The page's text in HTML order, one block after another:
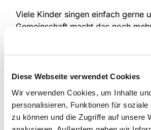
Diese Webseite verwendet Cookies
Wir verwenden Cookies, um Inhalte
personalisieren, Funktionen für soziale
zu können und die Zugriffe auf unsere
Viele Kinder singen einfach gerne
Gemeinschaft macht das noch
treffen sich die drei
Lieder, die kindgemäß und
werden, aber auch die Bewegung
kurz und manchmal erklingen auch
An Schultagen